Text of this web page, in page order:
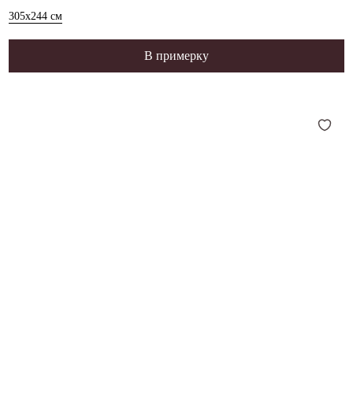
305x244 см
В примерку